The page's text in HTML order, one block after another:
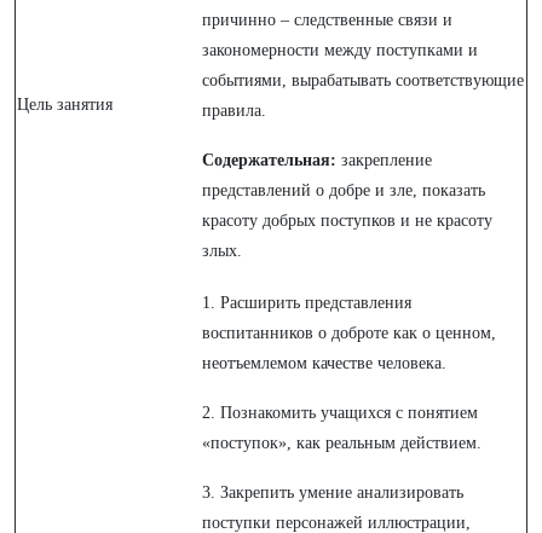
Цель занятия
причинно – следственные связи и
закономерности между поступками и
событиями, вырабатывать соответствующие
правила.
Содержательная: закрепление
представлений о добре и зле, показать
красоту добрых поступков и не красоту
злых.
1. Расширить представления
воспитанников о доброте как о ценном,
неотъемлемом качестве человека.
2. Познакомить учащихся с понятием
«поступок», как реальным действием.
3. Закрепить умение анализировать
поступки персонажей иллюстрации,